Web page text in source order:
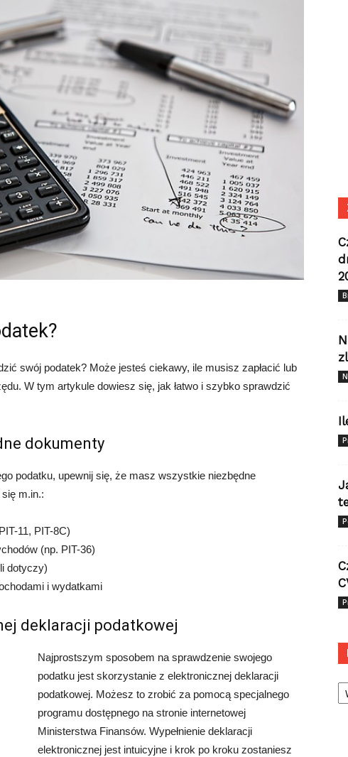
swój podatek? Może jesteś ciekawy, ile musisz zapłacić lub
W tym artykule dowiesz się, jak łatwo i szybko sprawdzić
dokumenty
podatku, upewnij się, że masz wszystkie niezbędne
m.in.:
11, PIT-8C)
(np. PIT-36)
dotyczy)
i wydatkami
deklaracji podatkowej
Najprostszym sposobem na sprawdzenie swojego
podatku jest skorzystanie z elektronicznej deklaracji
podatkowej. Możesz to zrobić za pomocą specjalnego
programu dostępnego na stronie internetowej
Ministerstwa Finansów. Wypełnienie deklaracji
elektronicznej jest intuicyjne i krok po kroku zostaniesz